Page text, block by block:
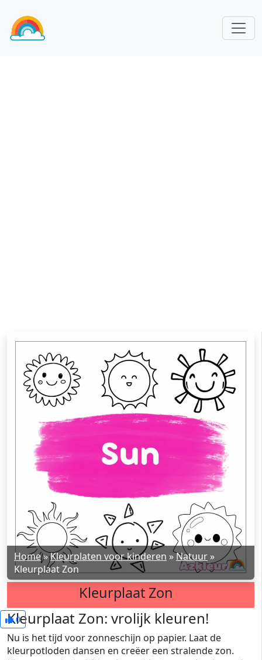
Home»Kleurplaten voor kinderen »Natuur »
Kleurplaat Zon
Kleurplaat Zon
0
Kleurplaat Zon: vrolijk kleuren!
Nu is het tijd voor zonneschijn op papier. Laat de
kleurpotloden dansen en creëer een stralende zon.